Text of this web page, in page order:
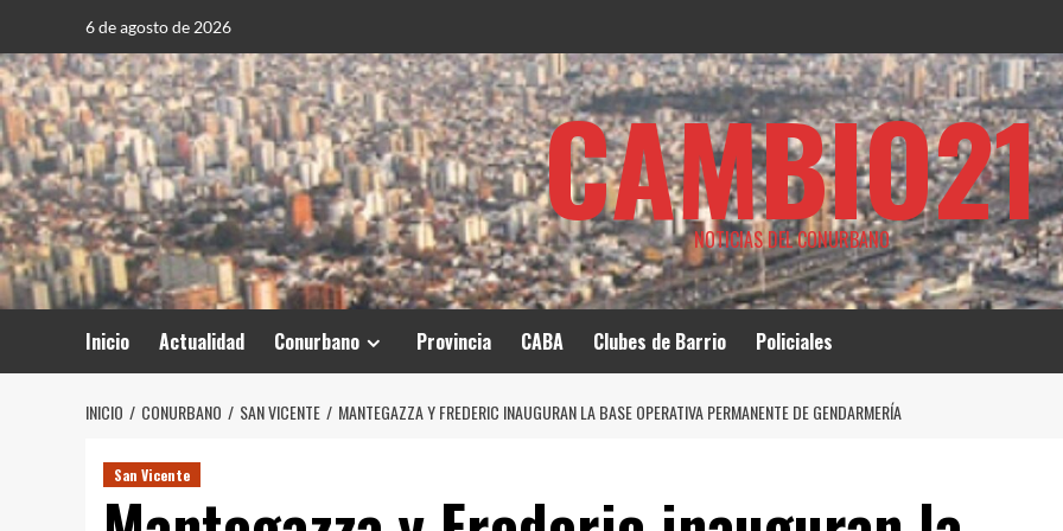
contenido
6 de agosto de 2026
CAMBIO21
NOTICIAS DEL CONURBANO
Inicio Actualidad Conurbano Provincia CABA Clubes de Barrio Policiales
INICIO CONURBANO SAN VICENTE MANTEGAZZA Y FREDERIC INAUGURAN LA BASE OPERATIVA PERMANENTE DE GENDARMERÍA
San Vicente